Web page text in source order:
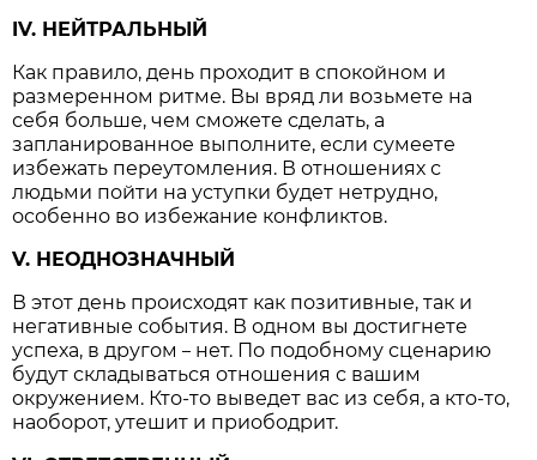
IV. НЕЙТРАЛЬНЫЙ
Как правило, день проходит в спокойном и
размеренном ритме. Вы вряд ли возьмете на
себя больше, чем сможете сделать, а
запланированное выполните, если сумеете
избежать переутомления. В отношениях с
людьми пойти на уступки будет нетрудно,
особенно во избежание конфликтов.
V. НЕОДНОЗНАЧНЫЙ
В этот день происходят как позитивные, так и
негативные события. В одном вы достигнете
успеха, в другом– нет. По подобному сценарию
будут складываться отношения с вашим
окружением. Кто-то выведет вас из себя, а кто-то,
наоборот, утешит и приободрит.